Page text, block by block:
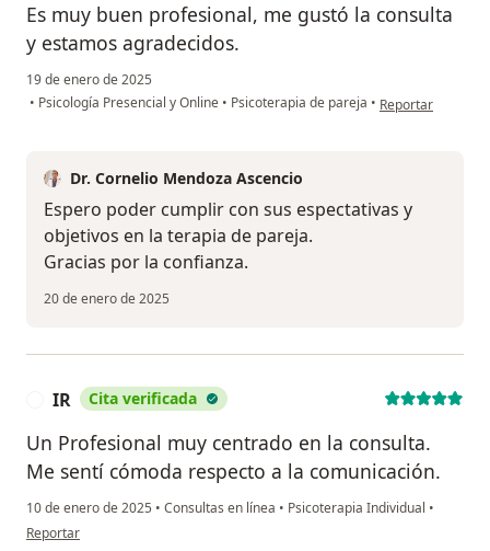
Es muy buen profesional, me gustó la consulta
y estamos agradecidos.
19 de enero de 2025
• Psicología Presencial y Online • Psicoterapia de pareja • en opinión del
Reportar
Dr. Cornelio Mendoza Ascencio
Espero poder cumplir con sus espectativas y
objetivos en la terapia de pareja.
Gracias por la confianza.
20 de enero de 2025
IR Cita verificada
Un Profesional muy centrado en la consulta.
Me sentí cómoda respecto a la comunicación.
10 de enero de 2025 • Consultas en línea • Psicoterapia Individual •
en opinión del usuario IR
Reportar